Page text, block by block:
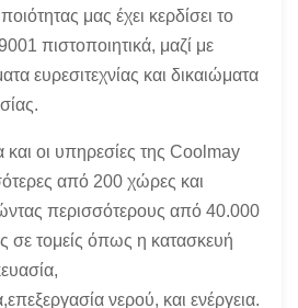
μας έχει κερδίσει το
πιστοποιητικά, μαζί με
ευρεσιτεχνίας και δικαιώματα
και οι υπηρεσίες της Coolmay
από 200 χώρες και
περισσότερους από 40.000
σε τομείς όπως η κατασκευή
νερού, και ενέργεια.